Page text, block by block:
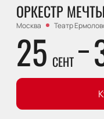
ОРКЕСТР
Москва Театр
25 СЕНТ